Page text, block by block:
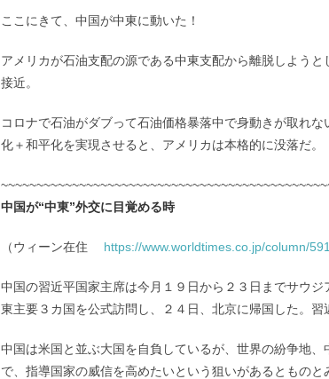
ここにきて、中国が中東に動いた！
アメリカが石油支配の源である中東支配から離脱しよう
接近。
コロナで石油がダブって石油価格暴落中で身動きが取れ
化＋和平化を実現させると、アメリカは本格的に没落だ。
中国が“中東”外交に目覚める時
（ウィーン在住 https://www.worldtimes.co.jp/column/
中国の習近平国家主席は今月１９日から２３日までサウ
東主要３カ国を公式訪問し、２４日、北京に帰国した。習
中国は米国と並ぶ大国を自負しているが、世界の紛争地
で、指導国家の威信を高めたいという狙いがあるとものと